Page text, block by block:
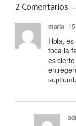
2 Comentarios
maria
Hola,
toda la
es